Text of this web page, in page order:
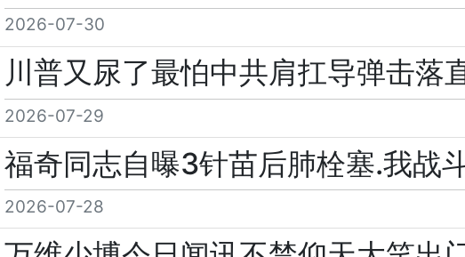
2026-07-30
川普又尿了最怕中共肩扛导弹击
2026-07-29
福奇同志自曝3针苗后肺栓塞.我战
2026-07-28